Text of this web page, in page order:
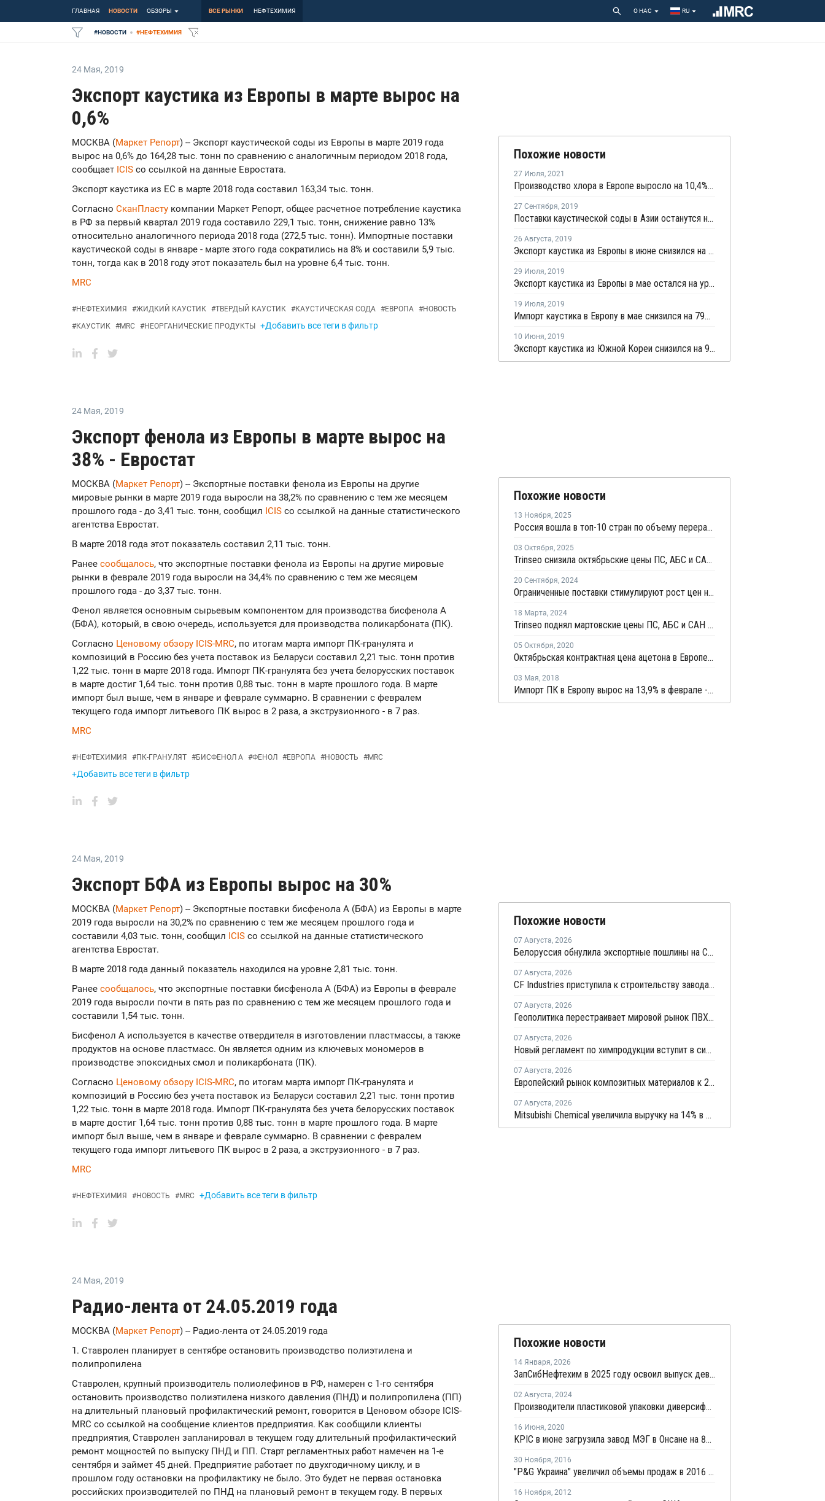
ГЛАВНАЯ НОВОСТИ ОБЗОРЫ ВСЕ РЫНКИ НЕФТЕХИМИЯ О НАС RU
#НОВОСТИ #НЕФТЕХИМИЯ
24 Мая, 2019
Экспорт каустика из Европы в марте вырос на
0,6%
МОСКВА (Маркет Репорт) -- Экспорт каустической соды из Европы в марте 2019 года
вырос на 0,6% до 164,28 тыс. тонн по сравнению с аналогичным периодом 2018 года,
сообщает ICIS со ссылкой на данные Евростата.
Экспорт каустика из ЕС в марте 2018 года составил 163,34 тыс. тонн.
Согласно СканПласту компании Маркет Репорт, общее расчетное потребление каустика
в РФ за первый квартал 2019 года составило 229,1 тыс. тонн, снижение равно 13%
относительно аналогичного периода 2018 года (272,5 тыс. тонн). Импортные поставки
каустической соды в январе - марте этого года сократились на 8% и составили 5,9 тыс.
тонн, тогда как в 2018 году этот показатель был на уровне 6,4 тыс. тонн.
MRC
#НЕФТЕХИМИЯ #ЖИДКИЙ КАУСТИК #ТВЕРДЫЙ КАУСТИК #КАУСТИЧЕСКАЯ СОДА #ЕВРОПА #НОВОСТЬ
#КАУСТИК #MRC #НЕОРГАНИЧЕСКИЕ ПРОДУКТЫ +Добавить все теги в фильтр
Похожие новости
27 Июля, 2021
Производство хлора в Европе выросло на 10,4% в мае
27 Сентября, 2019
Поставки каустической соды в Азии останутся на высоком уровне
26 Августа, 2019
Экспорт каустика из Европы в июне снизился на 41%
29 Июля, 2019
Экспорт каустика из Европы в мае остался на уровне прошлого года
19 Июля, 2019
Импорт каустика в Европу в мае снизился на 79% - Евростат
10 Июня, 2019
Экспорт каустика из Южной Кореи снизился на 94% в апреле
24 Мая, 2019
Экспорт фенола из Европы в марте вырос на
38% - Евростат
МОСКВА (Маркет Репорт) -- Экспортные поставки фенола из Европы на другие
мировые рынки в марте 2019 года выросли на 38,2% по сравнению с тем же месяцем
прошлого года - до 3,41 тыс. тонн, сообщил ICIS со ссылкой на данные статистического
агентства Евростат.
В марте 2018 года этот показатель составил 2,11 тыс. тонн.
Ранее сообщалось, что экспортные поставки фенола из Европы на другие мировые
рынки в феврале 2019 года выросли на 34,4% по сравнению с тем же месяцем
прошлого года - до 3,37 тыс. тонн.
Фенол является основным сырьевым компонентом для производства бисфенола А
(БФА), который, в свою очередь, используется для производства поликарбоната (ПК).
Согласно Ценовому обзору ICIS-MRC, по итогам марта импорт ПК-гранулята и
композиций в Россию без учета поставок из Беларуси составил 2,21 тыс. тонн против
1,22 тыс. тонн в марте 2018 года. Импорт ПК-гранулята без учета белорусских поставок
в марте достиг 1,64 тыс. тонн против 0,88 тыс. тонн в марте прошлого года. В марте
импорт был выше, чем в январе и феврале суммарно. В сравнении с февралем
текущего года импорт литьевого ПК вырос в 2 раза, а экструзионного - в 7 раз.
MRC
#НЕФТЕХИМИЯ #ПК-ГРАНУЛЯТ #БИСФЕНОЛ А #ФЕНОЛ #ЕВРОПА #НОВОСТЬ #MRC
+Добавить все теги в фильтр
Похожие новости
13 Ноября, 2025
Россия вошла в топ-10 стран по объему переработки пластмасс за 2024 год
03 Октября, 2025
Trinseo снизила октябрьские цены ПС, АБС и САН в Европе
20 Сентября, 2024
Ограниченные поставки стимулируют рост цен на ацетон в Европе
18 Марта, 2024
Trinseo поднял мартовские цены ПС, АБС и САН в Европе
05 Октября, 2020
Октябрьская контрактная цена ацетона в Европе снизилась на EUR10 за тонну
03 Мая, 2018
Импорт ПК в Европу вырос на 13,9% в феврале - Евростат
24 Мая, 2019
Экспорт БФА из Европы вырос на 30%
МОСКВА (Маркет Репорт) -- Экспортные поставки бисфенола А (БФА) из Европы в марте
2019 года выросли на 30,2% по сравнению с тем же месяцем прошлого года и
составили 4,03 тыс. тонн, сообщил ICIS со ссылкой на данные статистического
агентства Евростат.
В марте 2018 года данный показатель находился на уровне 2,81 тыс. тонн.
Ранее сообщалось, что экспортные поставки бисфенола А (БФА) из Европы в феврале
2019 года выросли почти в пять раз по сравнению с тем же месяцем прошлого года и
составили 1,54 тыс. тонн.
Бисфенол А используется в качестве отвердителя в изготовлении пластмассы, а также
продуктов на основе пластмасс. Он является одним из ключевых мономеров в
производстве эпоксидных смол и поликарбоната (ПК).
Согласно Ценовому обзору ICIS-MRC, по итогам марта импорт ПК-гранулята и
композиций в Россию без учета поставок из Беларуси составил 2,21 тыс. тонн против
1,22 тыс. тонн в марте 2018 года. Импорт ПК-гранулята без учета белорусских поставок
в марте достиг 1,64 тыс. тонн против 0,88 тыс. тонн в марте прошлого года. В марте
импорт был выше, чем в январе и феврале суммарно. В сравнении с февралем
текущего года импорт литьевого ПК вырос в 2 раза, а экструзионного - в 7 раз.
MRC
#НЕФТЕХИМИЯ #НОВОСТЬ #MRC +Добавить все теги в фильтр
Похожие новости
07 Августа, 2026
Белоруссия обнулила экспортные пошлины на СУГ
07 Августа, 2026
CF Industries приступила к строительству завода "чистого" аммиака за USD4 миллиарда
07 Августа, 2026
Геополитика перестраивает мировой рынок ПВХ — Китай лидирует в экспорте
07 Августа, 2026
Новый регламент по химпродукции вступит в силу в сентябре 2027 года
07 Августа, 2026
Европейский рынок композитных материалов к 2035 году вырастет до USD47,5 млрд
07 Августа, 2026
Mitsubishi Chemical увеличила выручку на 14% в первом квартале японского финансового года
24 Мая, 2019
Радио-лента от 24.05.2019 года
МОСКВА (Маркет Репорт) -- Радио-лента от 24.05.2019 года
1. Ставролен планирует в сентябре остановить производство полиэтилена и
полипропилена
Ставролен, крупный производитель полиолефинов в РФ, намерен с 1-го сентября
остановить производство полиэтилена низкого давления (ПНД) и полипропилена (ПП)
на длительный плановый профилактический ремонт, говорится в Ценовом обзоре ICIS-
MRC со ссылкой на сообщение клиентов предприятия. Как сообщили клиенты
предприятия, Ставролен запланировал в текущем году длительный профилактический
ремонт мощностей по выпуску ПНД и ПП. Старт регламентных работ намечен на 1-е
сентября и займет 45 дней. Предприятие работает по двухгодичному циклу, и в
прошлом году остановки на профилактику не было. Это будет не первая остановка
российских производителей по ПНД на плановый ремонт в текущем году. В первых
Похожие новости
14 Января, 2026
ЗапСибНефтехим в 2025 году освоил выпуск девяти новых марок полиолефинов
02 Августа, 2024
Производители пластиковой упаковки диверсифицируют закупки сырья в Германии
16 Июня, 2020
KPIC в июне загрузила завод МЭГ в Онсане на 80% из-за сократившейся маржи
30 Ноября, 2016
"P&G Украина" увеличил объемы продаж в 2016 году
16 Ноября, 2012